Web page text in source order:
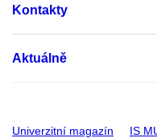
Kontakty
Aktuálně
Univerzitní magazín IS